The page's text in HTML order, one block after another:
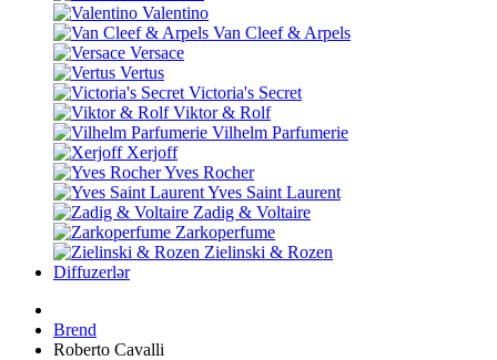
Valentino
Van Cleef & Arpels
Versace
Vertus
Victoria's Secret
Viktor & Rolf
Vilhelm Parfumerie
Xerjoff
Yves Rocher
Yves Saint Laurent
Zadig & Voltaire
Zarkoperfume
Zielinski & Rozen
Diffuzerlər
Brend
Roberto Cavalli